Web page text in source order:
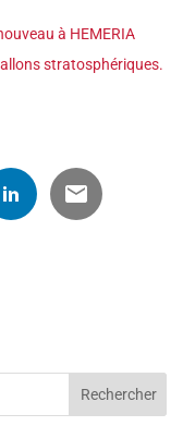
à HEMERIA
stratosphériques.